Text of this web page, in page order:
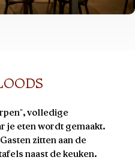
volledige
je eten wordt gemaakt.
zitten aan de
naast de keuken.